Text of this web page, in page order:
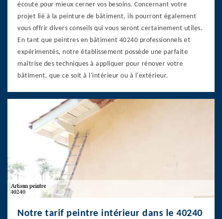
écoute pour mieux cerner vos besoins. Concernant votre
projet lié à la peinture de bâtiment, ils pourront également
vous offrir divers conseils qui vous seront certainement utiles.
En tant que peintres en bâtiment 40240 professionnels et
expérimentés, notre établissement possède une parfaite
maîtrise des techniques à appliquer pour rénover votre
bâtiment, que ce soit à l'intérieur ou à l'extérieur.
Notre tarif peintre intérieur dans le 40240